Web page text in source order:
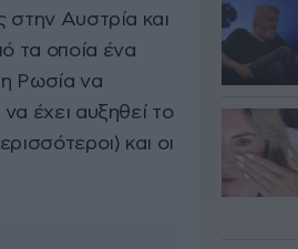
στην Αυστρία και
τα οποία ένα
Ρωσία να
έχει αυξηθεί το
και οι